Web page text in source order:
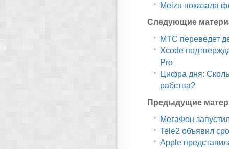
Meizu показала
Следующие
МТС переведет
Xcode
Pro
Цифра дня:
рабства?
Предыдущие
МегаФон
Tele2 объявил
Apple